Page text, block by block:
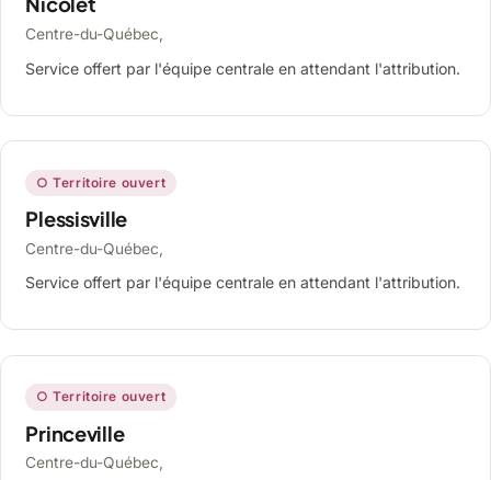
Centre-du-Québec,
Service offert par l'équipe centrale en attendant l'attribution.
○ Territoire ouvert
Plessisville
Centre-du-Québec,
Service offert par l'équipe centrale en attendant l'attribution.
○ Territoire ouvert
Princeville
Centre-du-Québec,